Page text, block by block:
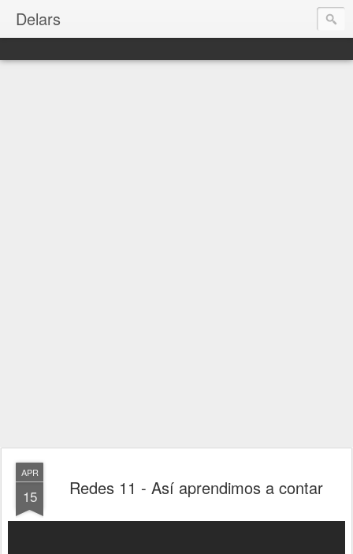
Delars
APR
15 Redes 11 - Así aprendimos a contar